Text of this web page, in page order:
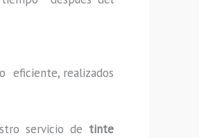
eficiente, realizados
servicio de tinte